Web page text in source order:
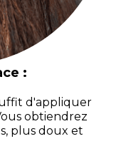
:
d'appliquer
obtiendrez
plus doux et